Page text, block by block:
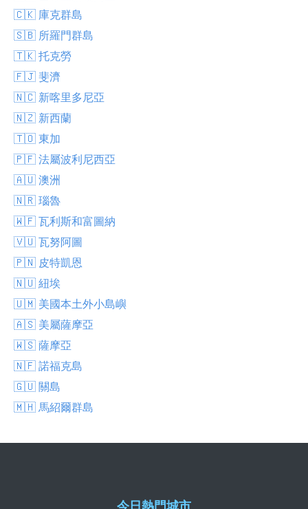
🇨🇰 庫克群島
🇸🇧 所羅門群島
🇹🇰 托克勞
🇫🇯 斐濟
🇳🇨 新喀里多尼亞
🇳🇿 新西蘭
🇹🇴 東加
🇵🇫 法屬波利尼西亞
🇦🇺 澳洲
🇳🇷 瑙魯
🇼🇫 瓦利斯和富圖納
🇻🇺 瓦努阿圖
🇵🇳 皮特凱恩
🇳🇺 紐埃
🇺🇲 美國本土外小島嶼
🇦🇸 美屬薩摩亞
🇼🇸 薩摩亞
🇳🇫 諾福克島
🇬🇺 關島
🇲🇭 馬紹爾群島